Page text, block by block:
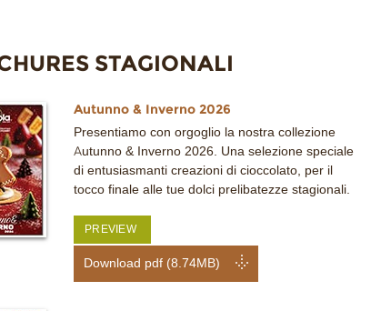
STAGIONALI
Autunno & Inverno 2026
Presentiamo con orgoglio la nostra collezione
Autunno & Inverno 2026. Una selezione speciale
di entusiasmanti creazioni di cioccolato, per il
tocco finale alle tue dolci prelibatezze stagionali.
PREVIEW
Download pdf (8.74MB)